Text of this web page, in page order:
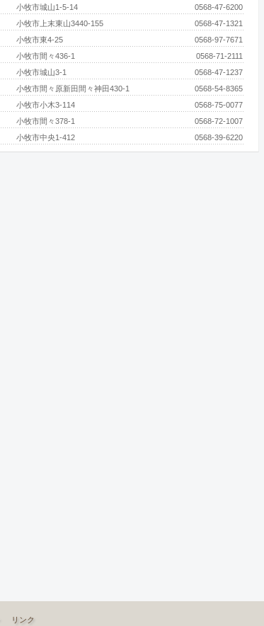
小牧市城山1-5-14
0568-47-6200
小牧市上末東山3440-155
0568-47-1321
小牧市東4-25
0568-97-7671
小牧市間々436-1
0568-71-2111
小牧市城山3-1
0568-47-1237
小牧市間々原新田間々神田430-1
0568-54-8365
小牧市小木3-114
0568-75-0077
小牧市間々378-1
0568-72-1007
小牧市中央1-412 0568-39-6220
リンク